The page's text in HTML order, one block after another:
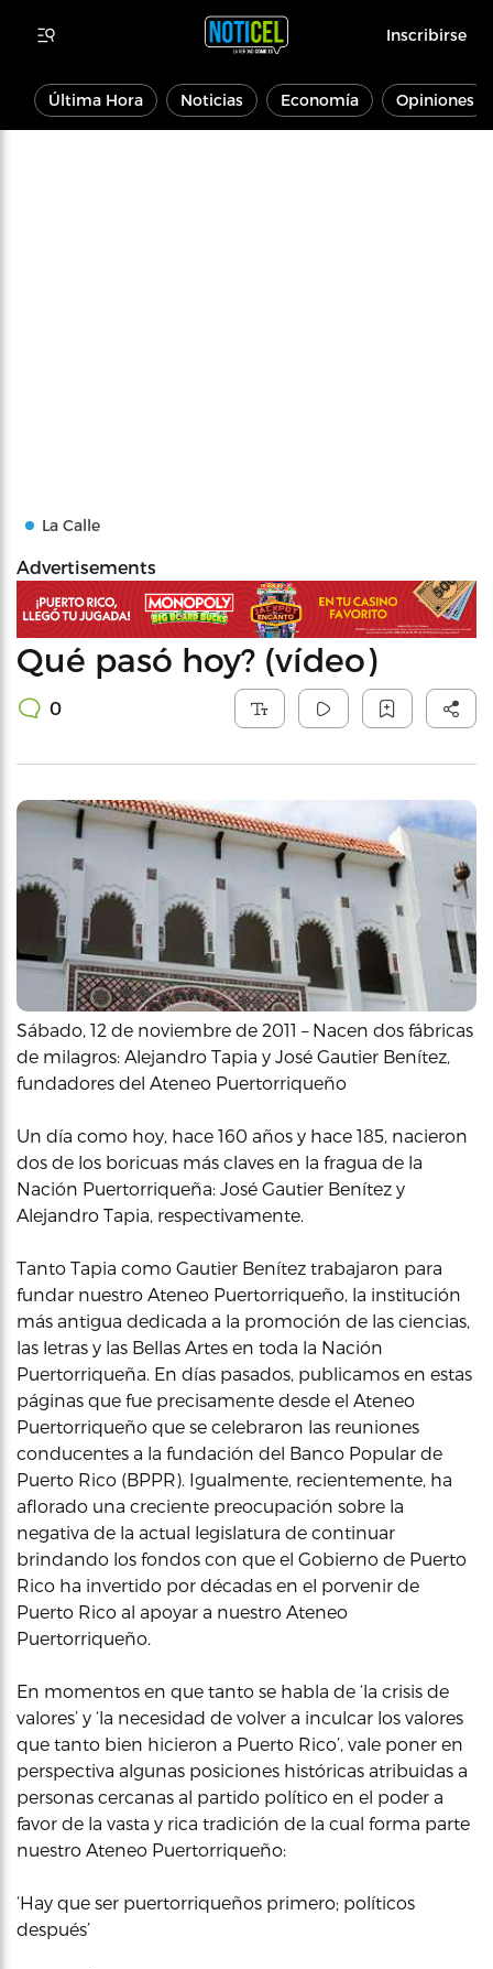
Inscribirse
Última Hora Noticias Economía Opiniones
La Calle
Advertisements
Qué pasó hoy? (vídeo)
0
Sábado, 12 de noviembre de 2011 – Nacen dos fábricas
de milagros: Alejandro Tapia y José Gautier Benítez,
fundadores del Ateneo Puertorriqueño
Un día como hoy, hace 160 años y hace 185, nacieron
dos de los boricuas más claves en la fragua de la
Nación Puertorriqueña: José Gautier Benítez y
Alejandro Tapia, respectivamente.
Tanto Tapia como Gautier Benítez trabajaron para
fundar nuestro Ateneo Puertorriqueño, la institución
más antigua dedicada a la promoción de las ciencias,
las letras y las Bellas Artes en toda la Nación
Puertorriqueña. En días pasados, publicamos en estas
páginas que fue precisamente desde el Ateneo
Puertorriqueño que se celebraron las reuniones
conducentes a la fundación del Banco Popular de
Puerto Rico (BPPR). Igualmente, recientemente, ha
aflorado una creciente preocupación sobre la
negativa de la actual legislatura de continuar
brindando los fondos con que el Gobierno de Puerto
Rico ha invertido por décadas en el porvenir de
Puerto Rico al apoyar a nuestro Ateneo
Puertorriqueño.
En momentos en que tanto se habla de ‘la crisis de
valores’ y ‘la necesidad de volver a inculcar los valores
que tanto bien hicieron a Puerto Rico’, vale poner en
perspectiva algunas posiciones históricas atribuidas a
personas cercanas al partido político en el poder a
favor de la vasta y rica tradición de la cual forma parte
nuestro Ateneo Puertorriqueño:
‘Hay que ser puertorriqueños primero; políticos
después’